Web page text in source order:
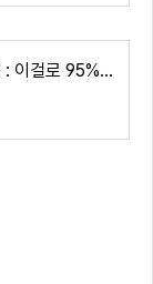
디스코드 연결안됨 오류 해결 : 이걸로 95% 해결됨